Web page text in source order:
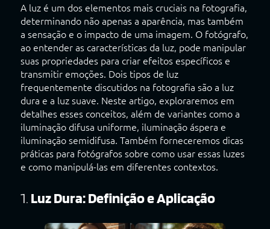
A luz é um dos elementos mais cruciais na fotografia,
determinando não apenas a aparência, mas também
a sensação e o impacto de uma imagem. O fotógrafo,
ao entender as características da luz, pode manipular
suas propriedades para criar efeitos específicos e
transmitir emoções. Dois tipos de luz
frequentemente discutidos na fotografia são a luz
dura e a luz suave. Neste artigo, exploraremos em
detalhes esses conceitos, além de variantes como a
iluminação difusa uniforme, iluminação áspera e
iluminação semidifusa. Também forneceremos dicas
práticas para fotógrafos sobre como usar essas luzes
e como manipulá-las em diferentes contextos.
1. Luz Dura: Definição e Aplicação